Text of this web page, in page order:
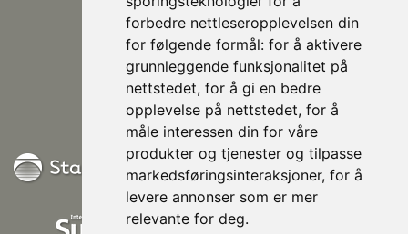
forbedre nettleseropplevelsen din
for følgende formål: for å aktivere
grunnleggende funksjonalitet på
nettstedet, for å gi en bedre
opplevelse på nettstedet, for å
måle interessen din for våre
produkter og tjenester og tilpasse
markedsføringsinteraksjoner, for å
levere annonser som er mer
relevante for deg.
post@nhusi.no
907 76 420
948 80 685
Følg oss på Facebook